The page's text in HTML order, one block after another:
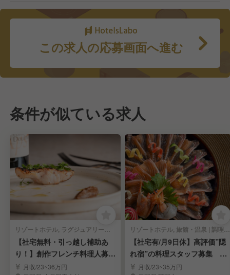
この求人の応募画面へ進む
条件が似ている求人
リゾートホテル, ラグジュアリーホテル, ビジネスホテル, 旅館・温泉 | 調理部門 | キッチンスタッフ
【社宅無料・引っ越し補助あ
り！】創作フレンチ料理人募
集！月収/23~36万円
リゾートホテル, 旅館・温泉 | 調理部門 | キッチンスタッフ
【社宅有/月9日休】高評価”隠
れ宿”の料理スタッフ募集 リ
ピート率高め！
月収/23~35万円